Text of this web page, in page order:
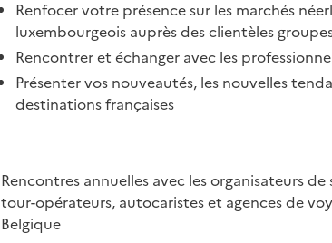
Renfocer votre présence sur les marchés
luxembourgeois auprès des clientèles
Rencontrer et échanger avec les
Présenter vos nouveautés, les nouvelles
destinations françaises
Rencontres annuelles avec les organisateurs de
tour-opérateurs, autocaristes et agences de
Belgique